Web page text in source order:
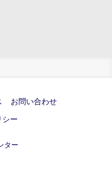
お問い合わせ
シー
ター